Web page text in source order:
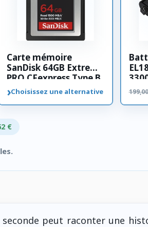
Carte mémoire
SanDisk 64GB Extreme
PRO CFexpress Type B
›Choisissez une alternative
€
peut raconter une